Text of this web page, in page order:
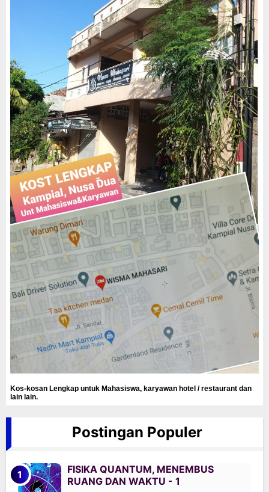
Kos-kosan Lengkap untuk Mahasiswa, karyawan hotel / restaurant dan
lain lain.
Postingan Populer
FISIKA QUANTUM, MENEMBUS
RUANG DAN WAKTU - 1